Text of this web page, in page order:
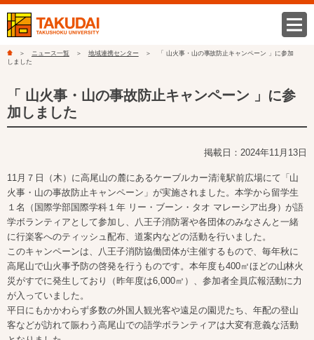
ニュース一覧 地域連携センター
「 山火事・山の事故防止キャンペーン 」に参加
しました
「 山火事・山の事故防止キャンペーン 」に参
加しました
掲載日：2024年11月13日
11月７日（木）に高尾山の麓にあるケーブルカー清滝駅前広場にて「山
火事・山の事故防止キャンペーン」が実施されました。本学から留学生
１名（国際学部国際学科１年 リー・ブーン・タオ マレーシア出身）が語
学ボランティアとして参加し、八王子消防署や各団体のみなさんと一緒
に行楽客へのティッシュ配布、道案内などの活動を行いました。
このキャンペーンは、八王子消防協働団体が主催するもので、毎年秋に
高尾山で山火事予防の啓発を行うものです。本年度も400㎡ほどの山林火
災がすでに発生しており（昨年度は6,000㎡）、参加者全員広報活動に力
が入っていました。
平日にもかかわらず多数の外国人観光客や遠足の園児たち、年配の登山
客などが訪れて賑わう高尾山での語学ボランティアは大変有意義な活動